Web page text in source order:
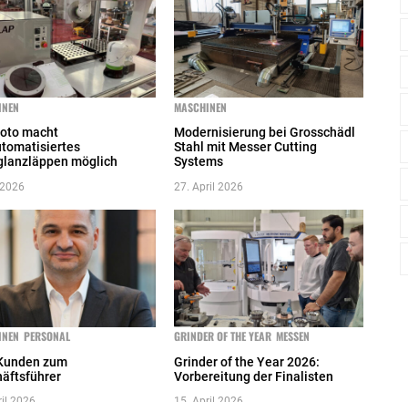
macht
möglich
MASCHINEN
Modernisierung bei Grosschädl
Stahl mit Messer Cutting
Systems
27. April 2026
PERSONAL
zum
GRINDER OF THE YEAR MESSEN
Grinder of the Year 2026:
Vorbereitung der Finalisten